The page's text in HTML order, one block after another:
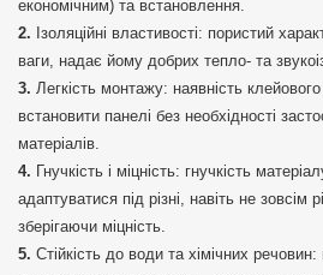
економічним) та встановлення.
Ізоляційні властивості: пористий
ваги, надає йому добрих тепло- та
Легкість монтажу: наявність
встановити панелі без необхідності
матеріалів.
Гнучкість і міцність: гнучкість
адаптуватися під різні, навіть не зовсім
зберігаючи міцність.
Стійкість до води та хімічних